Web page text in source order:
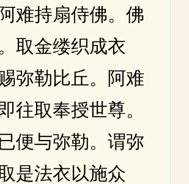
难持扇侍佛。佛
取金缕织成衣
弥勒比丘。阿难
往取奉授世尊。
便与弥勒。谓弥
是法衣以施众